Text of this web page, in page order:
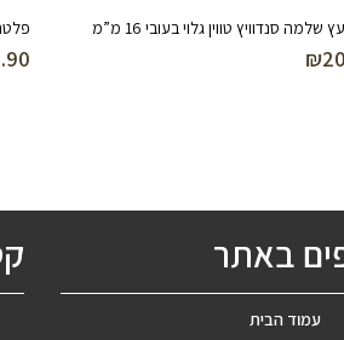
סנדוויץ טווין גלוי בעובי 16 מ”מ
₪
פלטת
באתר
עמוד הבית